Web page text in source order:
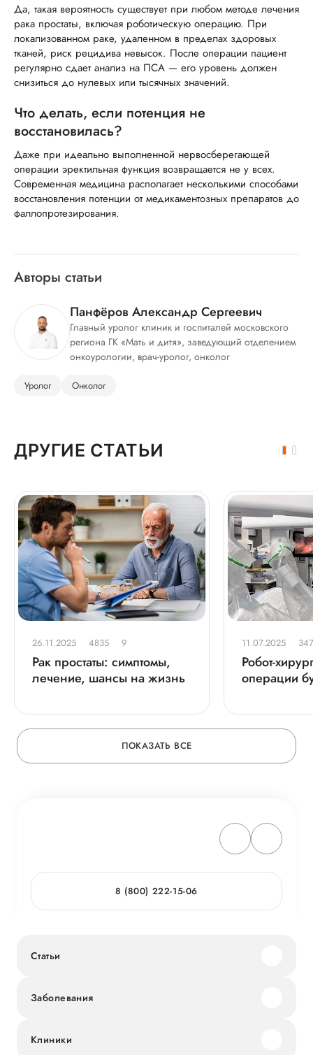
Да, такая вероятность существует при любом методе лечения
рака простаты, включая роботическую операцию. При
локализованном раке, удаленном в пределах здоровых
тканей, риск рецидива невысок. После операции пациент
регулярно сдает анализ на ПСА — его уровень должен
снизиться до нулевых или тысячных значений.
Что делать, если потенция не
восстановилась?
Даже при идеально выполненной нервосберегающей
операции эректильная функция возвращается не у всех.
Современная медицина располагает несколькими способами
восстановления потенции от медикаментозных препаратов до
фаллопротезирования.
Авторы статьи
Панфёров Александр Сергеевич
Главный уролог клиник и госпиталей московского
региона ГК «Мать и дитя», заведующий отделением
онкоурологии, врач-уролог, онколог
Уролог Онколог
ДРУГИЕ СТАТЬИ
26.11.2025 4835 9
Рак простаты: симптомы,
лечение, шансы на жизнь
11.07.2025
Робот-
операции
ПОКАЗАТЬ ВСЕ
8 (800) 222-15-06
Статьи
Заболевания
Клиники